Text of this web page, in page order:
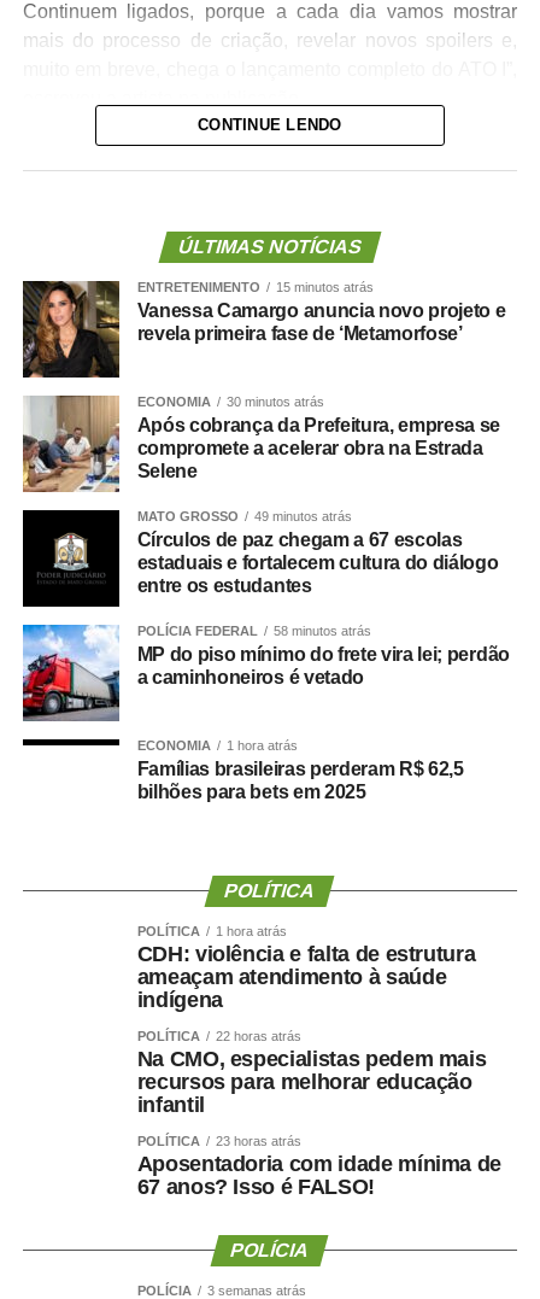
Continuem ligados, porque a cada dia vamos mostrar
mais do processo de criação, revelar novos spoilers e,
A cantora ainda convidou o público a acompanhar essa
nos próximos dias. Confira abaixo:
TOP FAMOSOS
COMENTE ABAIXO:
WhatsApp
Facebook
Twitter
Messenger
LinkedIn
Share
CONTINUE LENDO
ÚLTIMAS NOTÍCIAS
ENTRETENIMENTO 15 minutos atrás
Vanessa Camargo anuncia novo projeto e
revela primeira fase de ‘Metamorfose’
ECONOMIA 30 minutos atrás
Após cobrança da Prefeitura, empresa se
compromete a acelerar obra na Estrada
Selene
MATO GROSSO 49 minutos atrás
Círculos de paz chegam a 67 escolas
estaduais e fortalecem cultura do diálogo
entre os estudantes
POLÍCIA FEDERAL 58 minutos atrás
MP do piso mínimo do frete vira lei; perdão
a caminhoneiros é vetado
ECONOMIA 1 hora atrás
Famílias brasileiras perderam R$ 62,5
bilhões para bets em 2025
POLÍTICA
POLÍTICA 1 hora atrás
CDH: violência e falta de estrutura
ameaçam atendimento à saúde
indígena
POLÍTICA 22 horas atrás
Na CMO, especialistas pedem mais
recursos para melhorar educação
infantil
POLÍTICA 23 horas atrás
Aposentadoria com idade mínima de
67 anos? Isso é FALSO!
POLÍCIA
POLÍCIA 3 semanas atrás